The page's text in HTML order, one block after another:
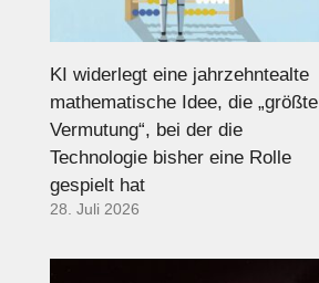
KI widerlegt eine jahrzehntealte
mathematische Idee, die „größte
Vermutung“, bei der die
Technologie bisher eine Rolle
gespielt hat
28. Juli 2026